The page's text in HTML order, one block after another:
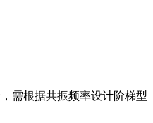
根据共振频率设计阶梯型